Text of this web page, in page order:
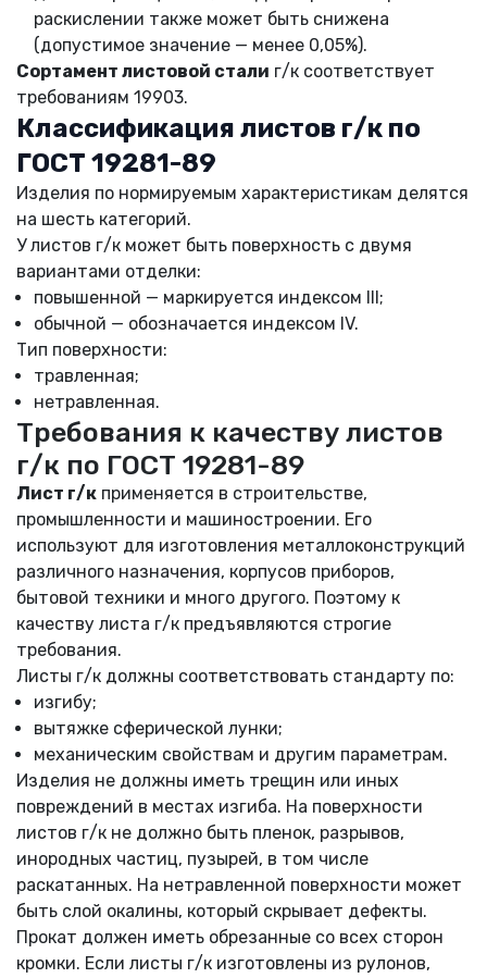
раскислении также может быть снижена
(допустимое значение — менее 0,05%).
Сортамент листовой стали г/к соответствует
требованиям 19903.
Классификация листов г/к по
ГОСТ 19281-89
Изделия по нормируемым характеристикам делятся
на шесть категорий.
У листов г/к может быть поверхность с двумя
вариантами отделки:
повышенной — маркируется индексом III;
обычной — обозначается индексом IV.
Тип поверхности:
травленная;
нетравленная.
Требования к качеству листов
г/к по ГОСТ 19281-89
Лист г/к применяется в строительстве,
промышленности и машиностроении. Его
используют для изготовления металлоконструкций
различного назначения, корпусов приборов,
бытовой техники и много другого. Поэтому к
качеству листа г/к предъявляются строгие
требования.
Листы г/к должны соответствовать стандарту по:
изгибу;
вытяжке сферической лунки;
механическим свойствам и другим параметрам.
Изделия не должны иметь трещин или иных
повреждений в местах изгиба. На поверхности
листов г/к не должно быть пленок, разрывов,
инородных частиц, пузырей, в том числе
раскатанных. На нетравленной поверхности может
быть слой окалины, который скрывает дефекты.
Прокат должен иметь обрезанные со всех сторон
кромки. Если листы г/к изготовлены из рулонов,